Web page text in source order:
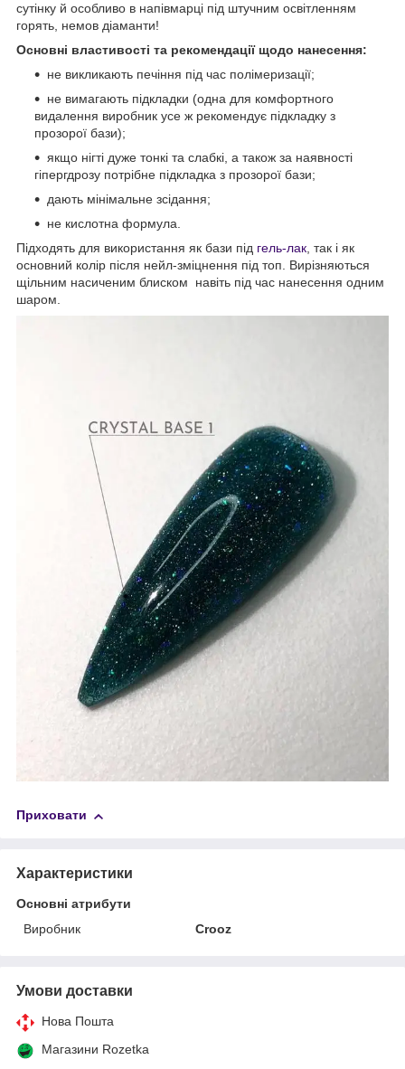
сутінку й особливо в напівмарці під штучним освітленням
горять, немов діаманти!
Основні властивості та рекомендації щодо нанесення:
не викликають печіння під час полімеризації;
не вимагають підкладки (одна для комфортного
видалення виробник усе ж рекомендує підкладку з
прозорої бази);
якщо нігті дуже тонкі та слабкі, а також за наявності
гіпергдрозу потрібне підкладка з прозорої бази;
дають мінімальне зсідання;
не кислотна формула.
Підходять для використання як бази під гель-лак, так і як
основний колір після нейл-зміцнення під топ. Вирізняються
щільним насиченим блиском навіть під час нанесення одним
шаром.
Приховати
Характеристики
Основні атрибути
Виробник
Crooz
Умови доставки
Нова Пошта
Магазини Rozetka